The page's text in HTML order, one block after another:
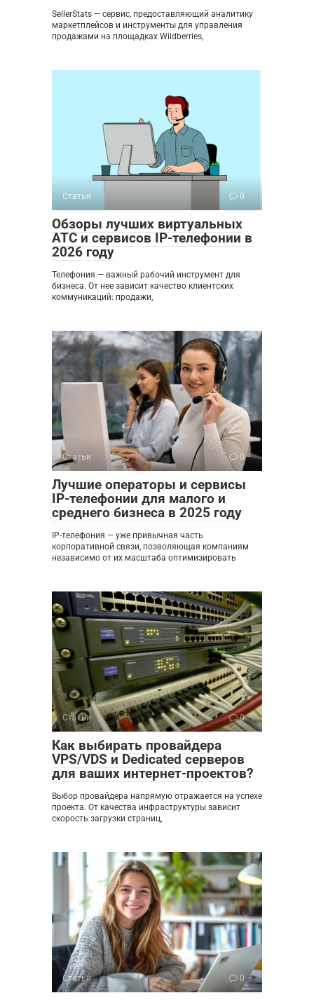
SellerStats — сервис, предоставляющий аналитику
маркетплейсов и инструменты для управления
продажами на площадках Wildberries,
Статьи 0
Обзоры лучших виртуальных
АТС и сервисов IP-телефонии в
2026 году
Телефония — важный рабочий инструмент для
бизнеса. От нее зависит качество клиентских
коммуникаций: продажи,
Статьи 0
Лучшие операторы и сервисы
IP-телефонии для малого и
среднего бизнеса в 2025 году
IP-телефония — уже привычная часть
корпоративной связи, позволяющая компаниям
независимо от их масштаба оптимизировать
Статьи 0
Как выбирать провайдера
VPS/VDS и Dedicated серверов
для ваших интернет-проектов?
Выбор провайдера напрямую отражается на успехе
проекта. От качества инфраструктуры зависит
скорость загрузки страниц,
Статьи 0